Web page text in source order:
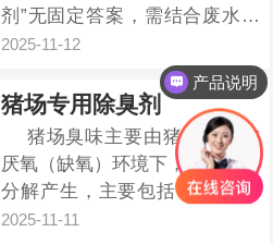
剂”无固定答案，需结合废水含
磷浓度、除磷剂类型及水质特性
综合判断，盲目投加易导致成本
浪费或处理不达标，科学控量需
遵循“按磷定剂、按需调整”原
则。​ 投放量...
2025-11-12
猪场专用除臭剂
猪场臭味主要由猪的粪尿在
厌氧（缺氧）环境下，被微生物
分解产生，主要包括： 氨气
（NH₃）：刺鼻气味，主要来自
2025-11-11
产品说明